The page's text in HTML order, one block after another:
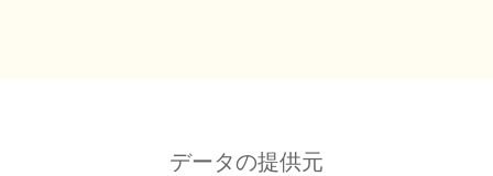
データの提供元